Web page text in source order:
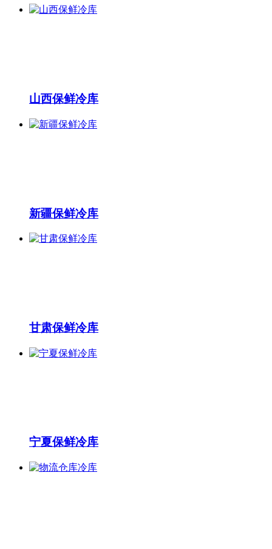
山西保鲜冷库
新疆保鲜冷库
甘肃保鲜冷库
宁夏保鲜冷库